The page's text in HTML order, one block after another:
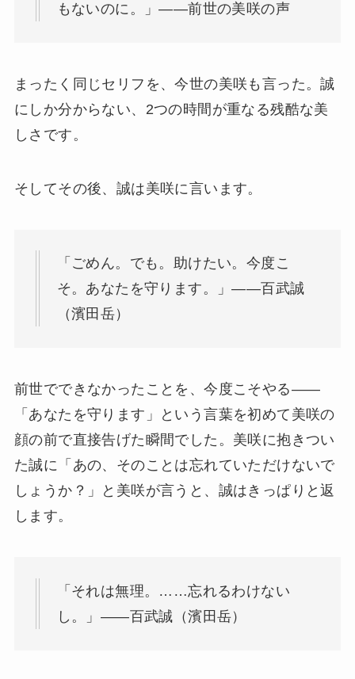
もないのに。」——前世の美咲の声
まったく同じセリフを、今世の美咲も言った。誠
にしか分からない、2つの時間が重なる残酷な美
しさです。
そしてその後、誠は美咲に言います。
「ごめん。でも。助けたい。今度こ
そ。あなたを守ります。」——百武誠
（濱田岳）
前世でできなかったことを、今度こそやる——
「あなたを守ります」という言葉を初めて美咲の
顔の前で直接告げた瞬間でした。美咲に抱きつい
た誠に「あの、そのことは忘れていただけないで
しょうか？」と美咲が言うと、誠はきっぱりと返
します。
「それは無理。……忘れるわけない
し。」——百武誠（濱田岳）